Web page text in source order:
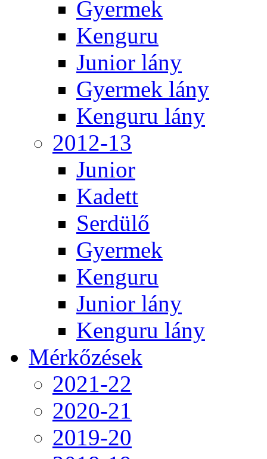
Gyermek
Kenguru
Junior lány
Gyermek lány
Kenguru lány
2012-13
Junior
Kadett
Serdülő
Gyermek
Kenguru
Junior lány
Kenguru lány
Mérkőzések
2021-22
2020-21
2019-20